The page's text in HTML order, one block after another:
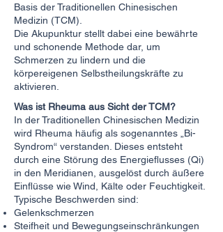
Basis der Traditionellen Chinesischen
Medizin (TCM).
Die Akupunktur stellt dabei eine bewährte
und schonende Methode dar, um
Schmerzen zu lindern und die
körpereigenen Selbstheilungskräfte zu
aktivieren.
Was ist Rheuma aus Sicht der TCM?
In der Traditionellen Chinesischen Medizin
wird Rheuma häufig als sogenanntes „Bi-
Syndrom“ verstanden. Dieses entsteht
durch eine Störung des Energieflusses (Qi)
in den Meridianen, ausgelöst durch äußere
Einflüsse wie Wind, Kälte oder Feuchtigkeit.
Typische Beschwerden sind:
Gelenkschmerzen
Steifheit und Bewegungseinschränkungen